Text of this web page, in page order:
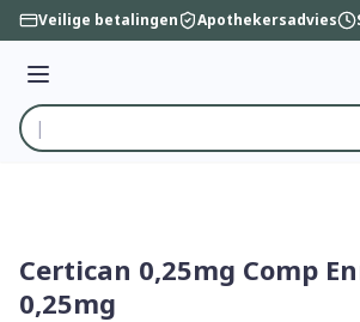
Ga naar de inhoud
Veilige betalingen Apothekersadvies
Menu
Product, merk, categorie...
Certican 0,25mg Comp
0,25mg